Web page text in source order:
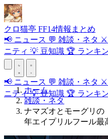
クロ猫亭 FF14情報まとめ
📢 ニュース 💬 雑談・ネタ ⚔️
ニティ 💡 豆知識 🏆 ランキ
📢 ニュース 💬 雑談・ネタ ⚔️
ニティ💡豆知識 🏆 ランキ
ホーム
雑談・ネタ
ナマズオとモーグリの
年エイプリルフール最